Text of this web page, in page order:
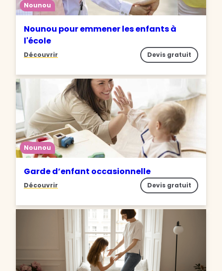
Nounou
Nounou pour emmener les enfants à
l'école
Découvrir Devis gratuit
Nounou
Garde d’enfant occasionnelle
Découvrir Devis gratuit